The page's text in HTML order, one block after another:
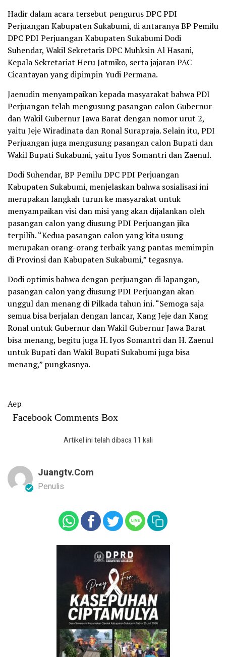
Hadir dalam acara tersebut pengurus DPC PDI
Perjuangan Kabupaten Sukabumi, di antaranya BP Pemilu
DPC PDI Perjuangan Kabupaten Sukabumi Dodi
Suhendar, Wakil Sekretaris DPC Muhksin Al Hasani,
Kepala Sekretariat Heru Jatmiko, serta jajaran PAC
Cicantayan yang dipimpin Yudi Permana.
Jaenudin menyampaikan kepada masyarakat bahwa PDI
Perjuangan telah mengusung pasangan calon Gubernur
dan Wakil Gubernur Jawa Barat dengan nomor urut 2,
yaitu Jeje Wiradinata dan Ronal Surapraja. Selain itu, PDI
Perjuangan juga mengusung pasangan calon Bupati dan
Wakil Bupati Sukabumi, yaitu Iyos Somantri dan Zaenul.
Dodi Suhendar, BP Pemilu DPC PDI Perjuangan
Kabupaten Sukabumi, menjelaskan bahwa sosialisasi ini
merupakan langkah turun ke masyarakat untuk
menyampaikan visi dan misi yang akan dijalankan oleh
pasangan calon yang diusung PDI Perjuangan jika
terpilih. “Kedua pasangan calon yang kita usung
merupakan orang-orang terbaik yang pantas memimpin
di Provinsi dan Kabupaten Sukabumi,” tegasnya.
Dodi optimis bahwa dengan perjuangan di lapangan,
pasangan calon yang diusung PDI Perjuangan akan
unggul dan menang di Pilkada tahun ini. “Semoga saja
semua bisa berjalan dengan lancar, Kang Jeje dan Kang
Ronal untuk Gubernur dan Wakil Gubernur Jawa Barat
bisa menang, begitu juga H. Iyos Somantri dan H. Zaenul
untuk Bupati dan Wakil Bupati Sukabumi juga bisa
menang,” pungkasnya.
Aep
Facebook Comments Box
Artikel ini telah dibaca 11 kali
Juangtv.com
Penulis